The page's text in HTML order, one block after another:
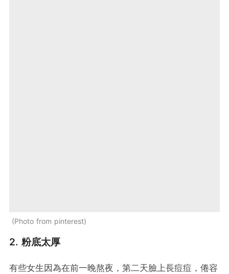
Photo from pinterest
2. 粉底太厚
有些女生因為在前一晚熬夜，第二天臉上長痘痘，倦容